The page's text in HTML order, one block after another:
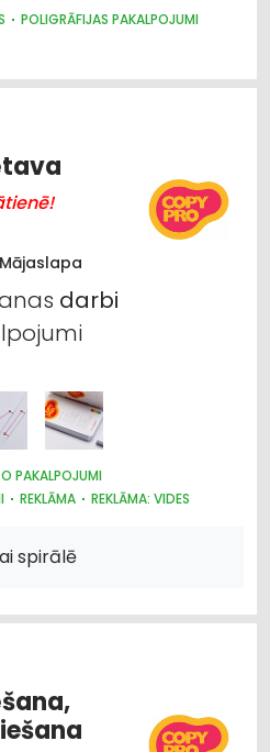
līdzekļi
POLIGRĀFIJAS PAKALPOJUMI
Mājaslapa
darbi
PAKALPOJUMI
REKLĀMA
REKLĀMA: VIDES
spirālē